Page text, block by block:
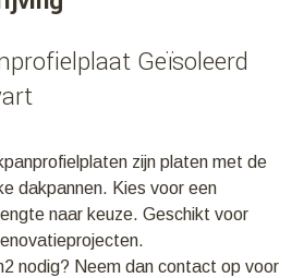
Geïsoleerd
zijn platen met de
dakpannen. Kies voor een
naar keuze. Geschikt voor
nodig? Neem dan contact op voor